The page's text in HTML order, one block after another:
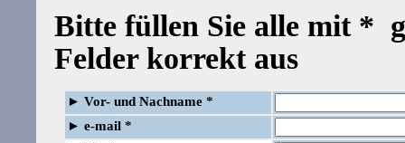
Bitte füllen Sie alle mit *
Felder korrekt aus
► Vor- und Nachname *
► e-mail *